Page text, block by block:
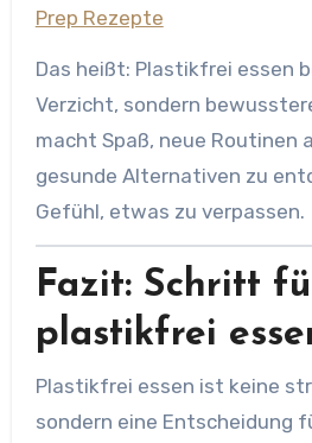
Prep Rezepte
Das heißt: Plastikfrei essen
Verzicht, sondern
macht Spaß, neue Routinen
gesunde Alternativen zu
Gefühl, etwas zu verpassen.
Fazit: Schritt
plastikfrei
Plastikfrei essen ist keine
sondern eine Entscheidung